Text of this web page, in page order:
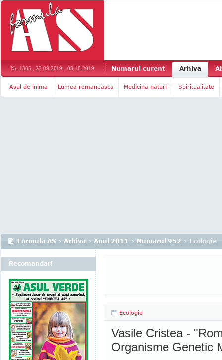
Nr. 1385 , 27.09.2019 - 03.10.2019 Numarul curent Arhiva
Asul de inima Lumea romaneasca Medicina naturii Spiritualitate
Formula AS › Arhiva › Anul 2011 › Numarul 952 › Ecologie
Ecologie
Vasile Cristea -
Organisme Genetic
Recomandari